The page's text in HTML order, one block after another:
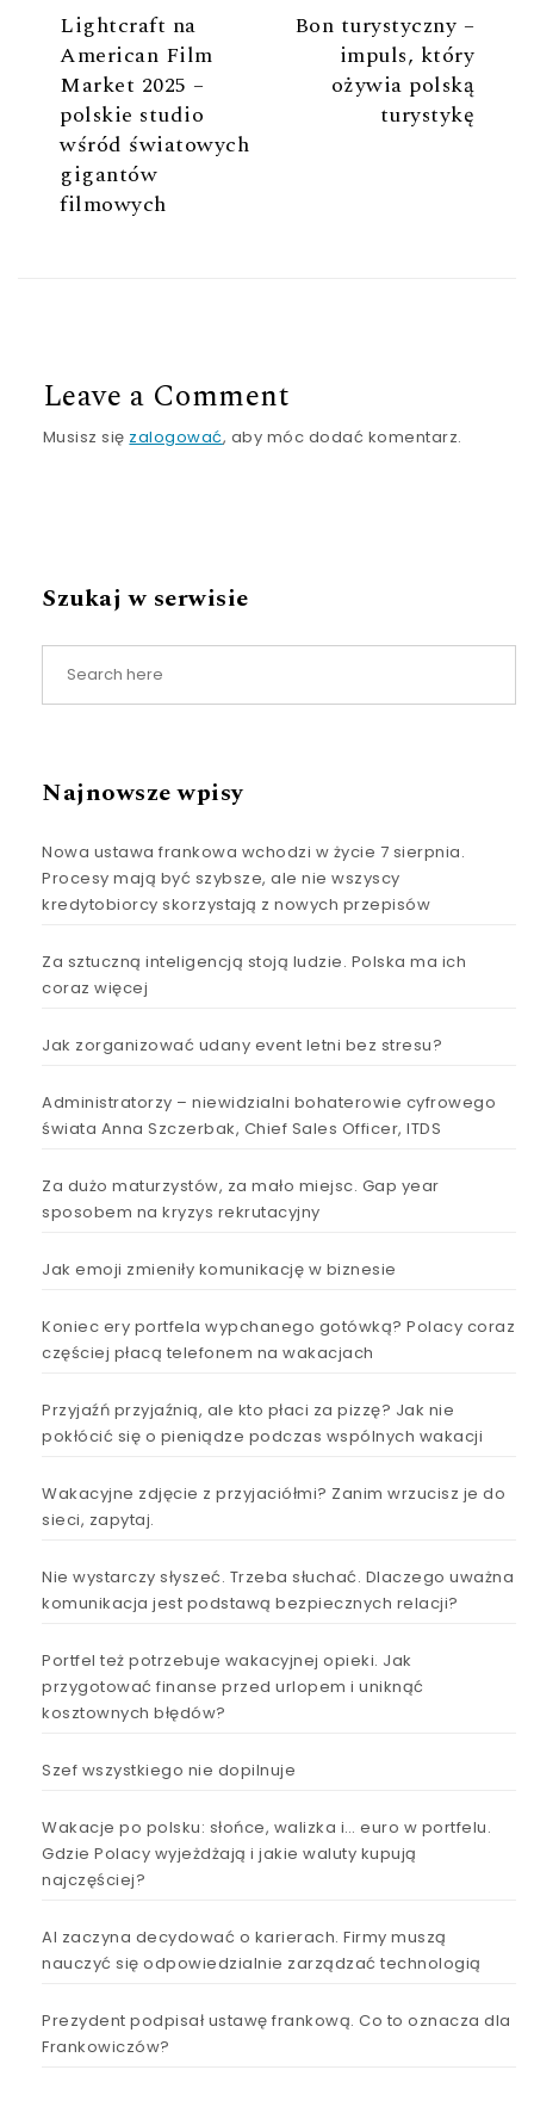
Lightcraft na
American Film
Market 2025 –
polskie studio
wśród światowych
gigantów
filmowych
Bon turystyczny –
impuls, który
ożywia polską
turystykę
Leave a Comment
Musisz się zalogować, aby móc dodać komentarz.
Szukaj w serwisie
Najnowsze wpisy
Nowa ustawa frankowa wchodzi w życie 7 sierpnia.
Procesy mają być szybsze, ale nie wszyscy
kredytobiorcy skorzystają z nowych przepisów
Za sztuczną inteligencją stoją ludzie. Polska ma ich
coraz więcej
Jak zorganizować udany event letni bez stresu?
Administratorzy – niewidzialni bohaterowie cyfrowego
świata Anna Szczerbak, Chief Sales Officer, ITDS
Za dużo maturzystów, za mało miejsc. Gap year
sposobem na kryzys rekrutacyjny
Jak emoji zmieniły komunikację w biznesie
Koniec ery portfela wypchanego gotówką? Polacy coraz
częściej płacą telefonem na wakacjach
Przyjaźń przyjaźnią, ale kto płaci za pizzę? Jak nie
pokłócić się o pieniądze podczas wspólnych wakacji
Wakacyjne zdjęcie z przyjaciółmi? Zanim wrzucisz je do
sieci, zapytaj.
Nie wystarczy słyszeć. Trzeba słuchać. Dlaczego uważna
komunikacja jest podstawą bezpiecznych relacji?
Portfel też potrzebuje wakacyjnej opieki. Jak
przygotować finanse przed urlopem i uniknąć
kosztownych błędów?
Szef wszystkiego nie dopilnuje
Wakacje po polsku: słońce, walizka i… euro w portfelu.
Gdzie Polacy wyjeżdżają i jakie waluty kupują
najczęściej?
AI zaczyna decydować o karierach. Firmy muszą
nauczyć się odpowiedzialnie zarządzać technologią
Prezydent podpisał ustawę frankową. Co to oznacza dla
Frankowiczów?